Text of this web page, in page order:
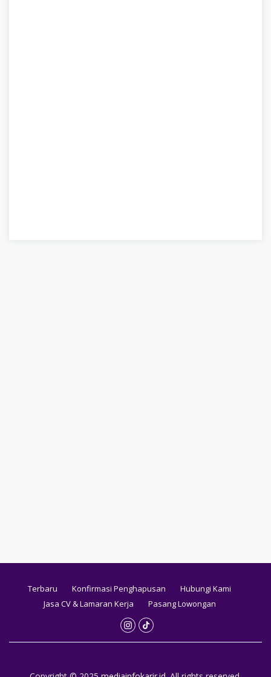
Terbaru Konfirmasi Penghapusan
Hubungi Kami
Jasa CV & Lamaran Kerja
Pasang Lowongan